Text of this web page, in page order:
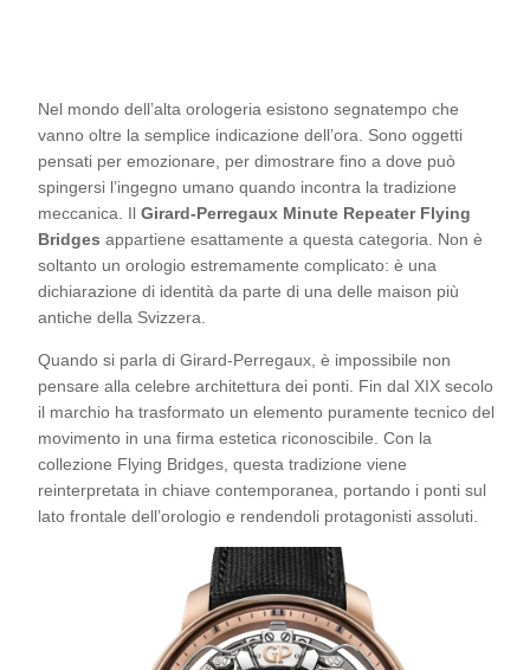
Nel mondo dell’alta orologeria esistono segnatempo che
vanno oltre la semplice indicazione dell’ora. Sono oggetti
pensati per emozionare, per dimostrare fino a dove può
spingersi l’ingegno umano quando incontra la tradizione
meccanica. Il Girard-Perregaux Minute Repeater Flying
Bridges appartiene esattamente a questa categoria. Non è
soltanto un orologio estremamente complicato: è una
dichiarazione di identità da parte di una delle maison più
antiche della Svizzera.
Quando si parla di Girard-Perregaux, è impossibile non
pensare alla celebre architettura dei ponti. Fin dal XIX secolo
il marchio ha trasformato un elemento puramente tecnico del
movimento in una firma estetica riconoscibile. Con la
collezione Flying Bridges, questa tradizione viene
reinterpretata in chiave contemporanea, portando i ponti sul
lato frontale dell’orologio e rendendoli protagonisti assoluti.